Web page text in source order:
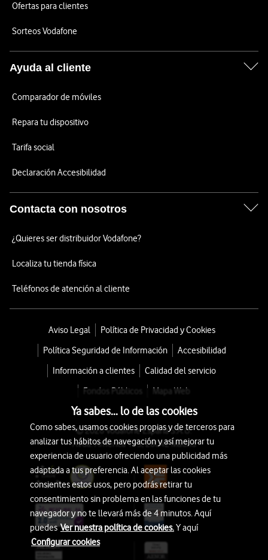
Ofertas para clientes
Sorteos Vodafone
Ayuda al cliente
Comparador de móviles
Repara tu dispositivo
Tarifa social
Declaración Accesibilidad
Contacta con nosotros
¿Quieres ser distribuidor Vodafone?
Localiza tu tienda física
Teléfonos de atención al cliente
Aviso Legal
Política de Privacidad y Cookies
Política Seguridad de Información
Accesibilidad
Información a clientes
Calidad del servicio
Fondos Públicos
Mapa Web
© 2026 Vodafone España S.A.U.
Avda. América 115, 28042 Madrid
Ya sabes... lo de las cookies
Como sabes, usamos cookies propias y de terceros para
analizar tus hábitos de navegación y así mejorar tu
experiencia de usuario ofreciendo una publicidad más
adaptada a tus preferencia. Al aceptar las cookies
consientes estos usos, pero podrás retirar tu
consentimiento sin problema en las funciones de tu
navegador y no te llevará más de 4 minutos. Aquí
puedesVer nuestra política de cookies.Y aquí
Configurar cookies